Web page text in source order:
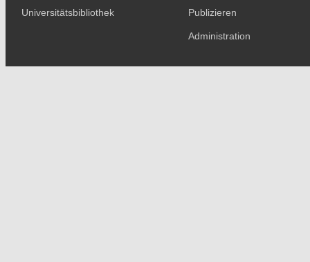
Universitätsbibliothek Publizieren
Administration